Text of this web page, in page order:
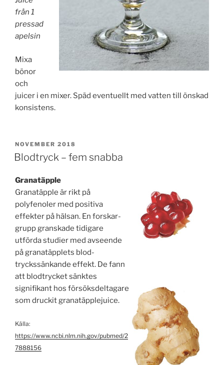
från 1
pressad
apelsin
Mixa
bönor
och
juicer i en mixer. Späd eventuellt med vatten till önskad
konsistens.
PUBLICERAT
NOVEMBER 2018
Blodtryck – fem snabba
Granatäpple
Granatäpple är rikt på
polyfenoler med positiva
effekter på hälsan. En forskar­
grupp granskade tidigare
utförda studier med avseende
på granat­äpplets blod­
tryckssänkande effekt. De fann
att blodtrycket sänktes
signifikant hos försöks­deltagare
som druckit granat­äpplejuice.
Källa:
https://www.ncbi.nlm.nih.gov/pubmed/2
7888156